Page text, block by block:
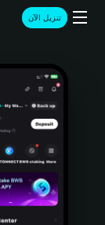
تنزيل الآن